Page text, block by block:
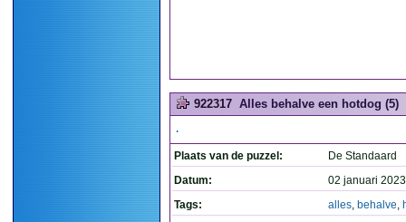
922317 Alles behalve een hotdog (5)
.
Plaats van de puzzel:
De Standaard
Datum:
02 januari
Tags:
alles, behalve,